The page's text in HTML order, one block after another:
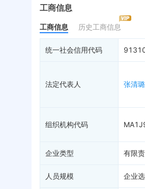
最终受益人
企业年报
工商自主公示
财务数据
终本
询价
司法
工商信息
工商信息 历史工商信息
统一社会信用代码
法定代表人 张清璐
组织机构代码
企业类型 有限
人员规模 企业